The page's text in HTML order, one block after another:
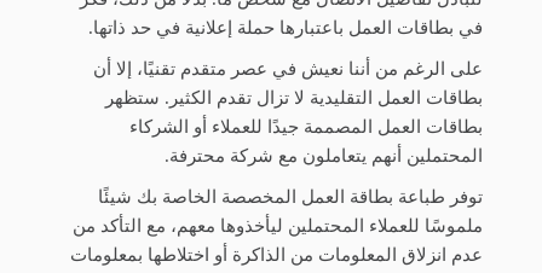
في بطاقات العمل باعتبارها حملة إعلانية في حد ذاتها.
على الرغم من أننا نعيش في عصر متقدم تقنيًا، إلا أن
بطاقات العمل التقليدية لا تزال تقدم الكثير. ستظهر
بطاقات العمل المصممة جيدًا للعملاء أو الشركاء
المحتملين أنهم يتعاملون مع شركة محترفة.
توفر طباعة بطاقة العمل المخصصة الخاصة بك شيئًا
ملموسًا للعملاء المحتملين ليأخذوها معهم، مع التأكد من
عدم انزلاق المعلومات من الذاكرة أو اختلاطها بمعلومات